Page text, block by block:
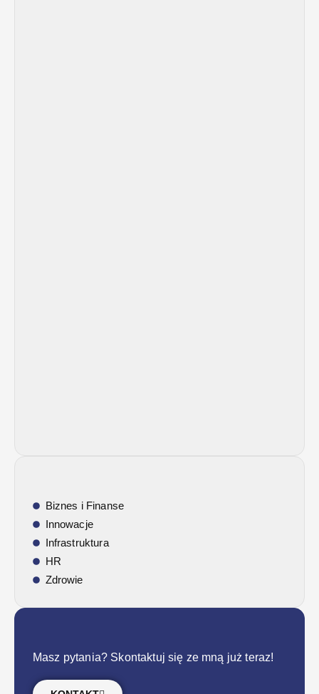
Biznes i Finanse
Innowacje
Infrastruktura
HR
Zdrowie
Masz pytania? Skontaktuj się ze mną już teraz!